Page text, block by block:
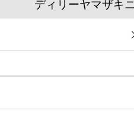
ディリーヤマザキ